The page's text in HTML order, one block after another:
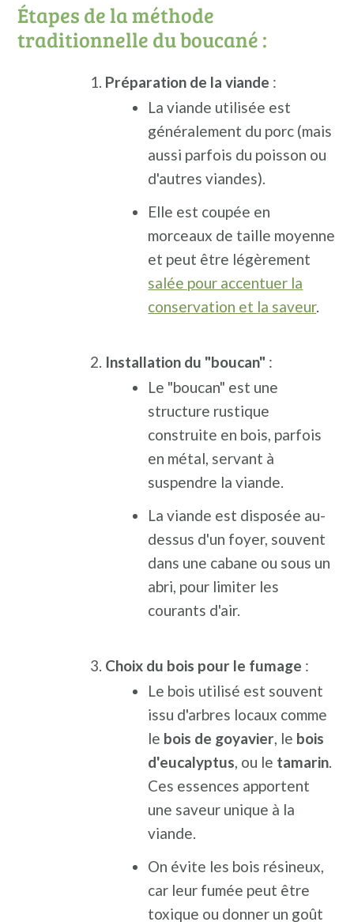
Étapes de la méthode
traditionnelle du boucané :
Préparation de la viande :
La viande utilisée est
généralement du porc (mais
aussi parfois du poisson ou
d'autres viandes).
Elle est coupée en
morceaux de taille moyenne
et peut être légèrement
salée pour accentuer la
conservation et la saveur.
Installation du "boucan" :
Le "boucan" est une
structure rustique
construite en bois, parfois
en métal, servant à
suspendre la viande.
La viande est disposée au-
dessus d'un foyer, souvent
dans une cabane ou sous un
abri, pour limiter les
courants d'air.
Choix du bois pour le fumage :
Le bois utilisé est souvent
issu d'arbres locaux comme
le bois de goyavier, le bois
d'eucalyptus, ou le tamarin.
Ces essences apportent
une saveur unique à la
viande.
On évite les bois résineux,
car leur fumée peut être
toxique ou donner un goût